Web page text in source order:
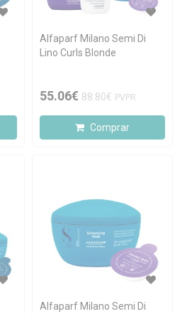
Alfaparf Milano Semi Di
Lino Curls Blonde
55.06€ 88.80€ PVPR
Comprar
Alfaparf Milano Semi Di